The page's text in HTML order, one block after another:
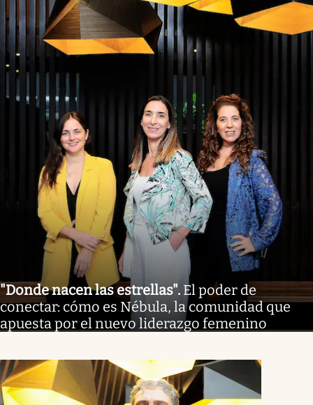
"Donde nacen las estrellas". El poder de
conectar: cómo es Nébula, la comunidad que
apuesta por el nuevo liderazgo femenino